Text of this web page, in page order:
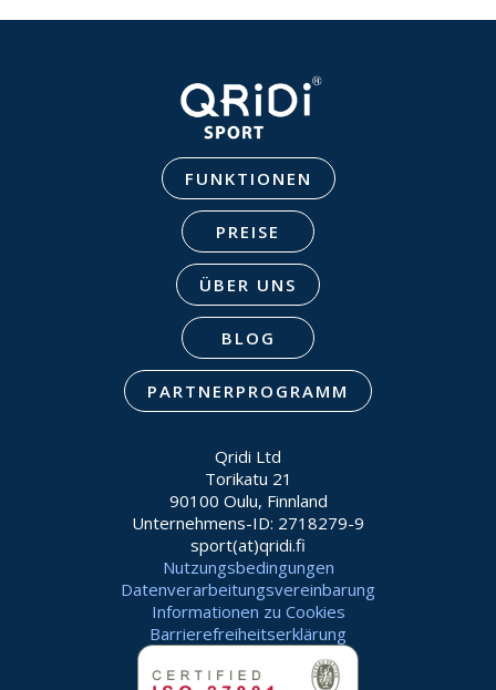
FUNKTIONEN
PREISE
ÜBER UNS
BLOG
PARTNERPROGRAMM
Qridi Ltd
Torikatu 21
90100 Oulu, Finnland
Unternehmens-ID: 2718279-9
sport(at)qridi.fi
Nutzungsbedingungen
Datenverarbeitungsvereinbarung
Informationen zu Cookies
Barrierefreiheitserklärung